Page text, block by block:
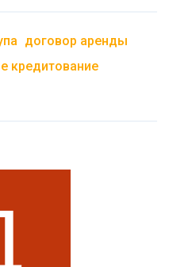
договор аренды
кредитование